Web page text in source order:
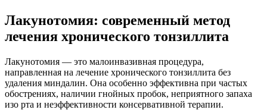
Лакунотомия: современный метод
лечения хронического тонзиллита
Лакунотомия — это малоинвазивная процедура,
направленная на лечение хронического тонзиллита без
удаления миндалин. Она особенно эффективна при частых
обострениях, наличии гнойных пробок, неприятного запаха
изо рта и неэффективности консервативной терапии.